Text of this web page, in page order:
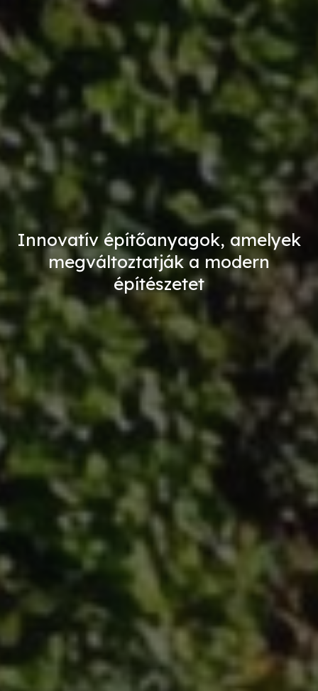
Innovatív építőanyagok, amelyek
megváltoztatják a modern
építészetet